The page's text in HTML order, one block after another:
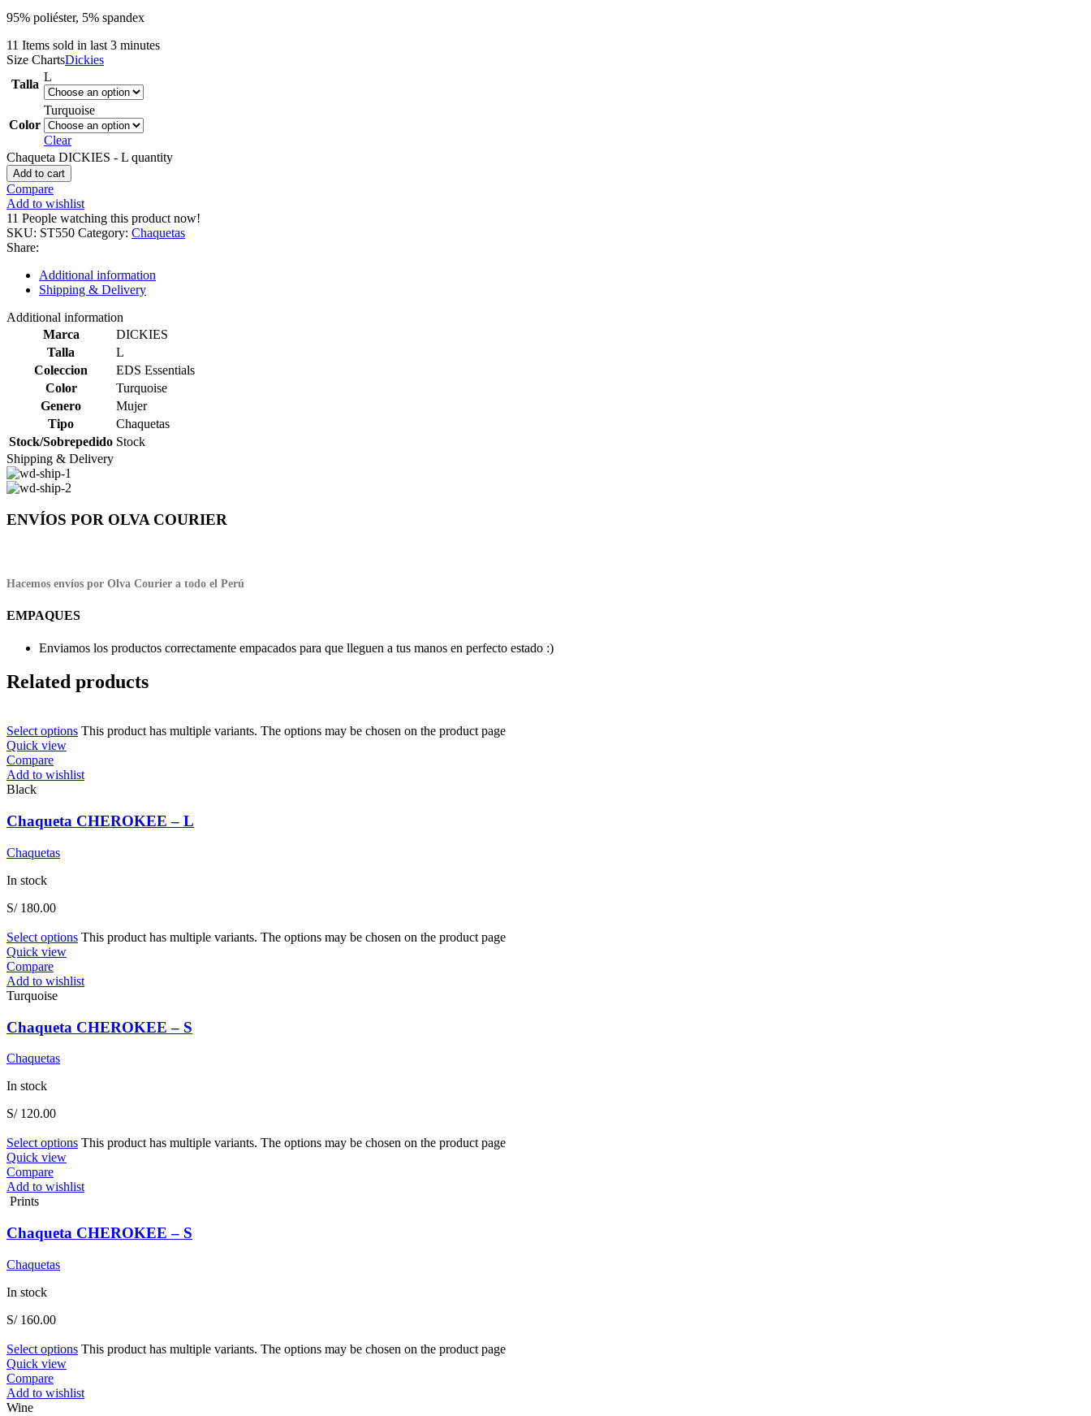
95% poliéster, 5% spandex
11 Items sold in last 3 minutes
Size ChartsDickies
Talla
L
Color
Turquoise
Clear
Chaqueta DICKIES - L quantity
Add to cart
Compare
Add to wishlist
11 People watching this product now!
SKU: ST550 Category: Chaquetas
Share:
Additional information
Shipping & Delivery
Additional information
Marca
DICKIES
Talla
L
Coleccion
EDS Essentials
Color
Turquoise
Genero
Mujer
Tipo
Chaquetas
Stock/Sobrepedido Stock
Shipping & Delivery
ENVÍOS POR OLVA COURIER
Hacemos envíos por Olva Courier a todo el Perú
EMPAQUES
Enviamos los productos correctamente empacados para que lleguen a tus manos en perfecto estado :)
Related products
Select options This product has multiple variants. The options may be chosen on the product page
Quick view
Compare
Add to wishlist
Black
Chaqueta CHEROKEE – L
Chaquetas
In stock
S/180.00
Select options This product has multiple variants. The options may be chosen on the product page
Quick view
Compare
Add to wishlist
Turquoise
Chaqueta CHEROKEE – S
Chaquetas
In stock
S/120.00
Select options This product has multiple variants. The options may be chosen on the product page
Quick view
Compare
Add to wishlist
Prints
Chaqueta CHEROKEE – S
Chaquetas
In stock
S/160.00
Select options This product has multiple variants. The options may be chosen on the product page
Quick view
Compare
Add to wishlist
Wine